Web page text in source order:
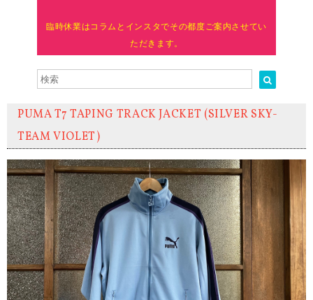
臨時休業はコラムとインスタでその都度ご案内させてい
ただきます。
PUMA T7 TAPING TRACK JACKET (SILVER SKY-
TEAM VIOLET)